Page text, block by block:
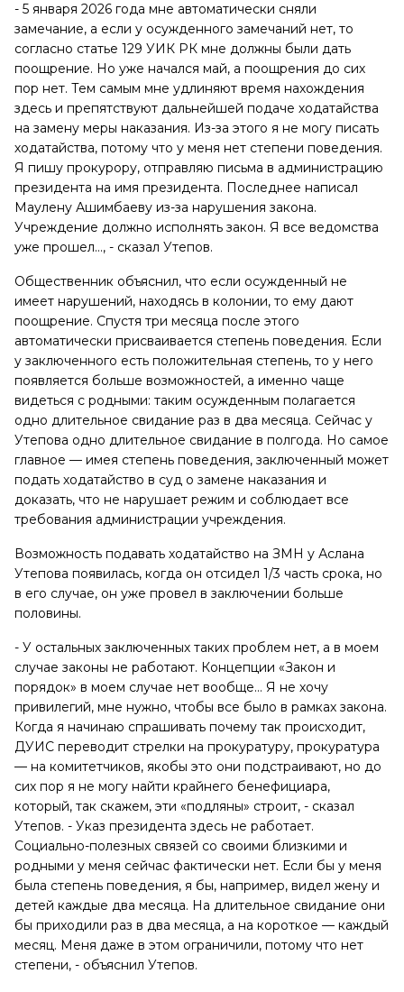
- 5 января 2026 года мне автоматически сняли
замечание, а если у осужденного замечаний нет, то
согласно статье 129 УИК РК мне должны были дать
поощрение. Но уже начался май, а поощрения до сих
пор нет. Тем самым мне удлиняют время нахождения
здесь и препятствуют дальнейшей подаче ходатайства
на замену меры наказания. Из-за этого я не могу писать
ходатайства, потому что у меня нет степени поведения.
Я пишу прокурору, отправляю письма в администрацию
президента на имя президента. Последнее написал
Маулену Ашимбаеву из-за нарушения закона.
Учреждение должно исполнять закон. Я все ведомства
уже прошел…, - сказал Утепов.
Общественник объяснил, что если осужденный не
имеет нарушений, находясь в колонии, то ему дают
поощрение. Спустя три месяца после этого
автоматически присваивается степень поведения. Если
у заключенного есть положительная степень, то у него
появляется больше возможностей, а именно чаще
видеться с родными: таким осужденным полагается
одно длительное свидание раз в два месяца. Сейчас у
Утепова одно длительное свидание в полгода. Но самое
главное — имея степень поведения, заключенный может
подать ходатайство в суд о замене наказания и
доказать, что не нарушает режим и соблюдает все
требования администрации учреждения.
Возможность подавать ходатайство на ЗМН у Аслана
Утепова появилась, когда он отсидел 1/3 часть срока, но
в его случае, он уже провел в заключении больше
половины.
- У остальных заключенных таких проблем нет, а в моем
случае законы не работают. Концепции «Закон и
порядок» в моем случае нет вообще… Я не хочу
привилегий, мне нужно, чтобы все было в рамках закона.
Когда я начинаю спрашивать почему так происходит,
ДУИС переводит стрелки на прокуратуру, прокуратура
— на комитетчиков, якобы это они подстраивают, но до
сих пор я не могу найти крайнего бенефициара,
который, так скажем, эти «подляны» строит, - сказал
Утепов. - Указ президента здесь не работает.
Социально-полезных связей со своими близкими и
родными у меня сейчас фактически нет. Если бы у меня
была степень поведения, я бы, например, видел жену и
детей каждые два месяца. На длительное свидание они
бы приходили раз в два месяца, а на короткое — каждый
месяц. Меня даже в этом ограничили, потому что нет
степени, - объяснил Утепов.